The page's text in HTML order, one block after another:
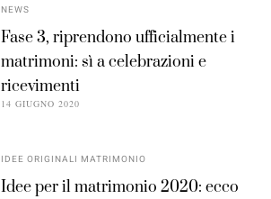
NEWS
Fase 3, riprendono ufficialmente i
matrimoni: sì a celebrazioni e
ricevimenti
14 GIUGNO 2020
IDEE ORIGINALI MATRIMONIO
Idee per il matrimonio 2020: ecco